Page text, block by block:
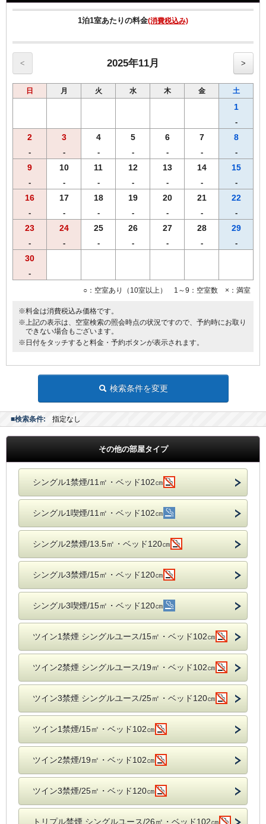
なります）
完備。
・ご宿泊者様専用の大浴場をご利用いただけます。
1泊1室あたりの料金(消費税込み)
< 2025年11月 >
日 月 火 水 木 金 土
1
-
2
-
3
-
4
-
5
-
6
-
7
-
8
-
9
-
10
-
11
-
12
-
13
-
14
-
15
-
16
-
17
-
18
-
19
-
20
-
21
-
22
-
23
-
24
-
25
-
26
-
27
-
28
-
29
-
30
-
○：空室あり（10室以上） 1～9：空室数 ×：満室
※料金は消費税込み価格です。
※上記の表示は、空室検索の照会時点の状況ですので、予約時にお取り
できない場合もございます。
※日付をタッチすると料金・予約ボタンが表示されます。
検索条件を変更
■検索条件: 指定なし
その他の部屋タイプ
シングル1禁煙/11㎡・ベッド102㎝
シングル1喫煙/11㎡・ベッド102㎝
シングル2禁煙/13.5㎡・ベッド120㎝
シングル3禁煙/15㎡・ベッド120㎝
シングル3喫煙/15㎡・ベッド120㎝
ツイン1禁煙 シングルユース/15㎡・ベッド102㎝
ツイン2禁煙 シングルユース/19㎡・ベッド102㎝
ツイン3禁煙 シングルユース/25㎡・ベッド120㎝
ツイン1禁煙/15㎡・ベッド102㎝
ツイン2禁煙/19㎡・ベッド102㎝
ツイン3禁煙/25㎡・ベッド120㎝
トリプル禁煙 シングルユース/26㎡・ベッド102㎝